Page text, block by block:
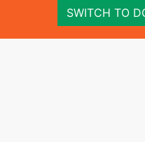
SWITCH TO